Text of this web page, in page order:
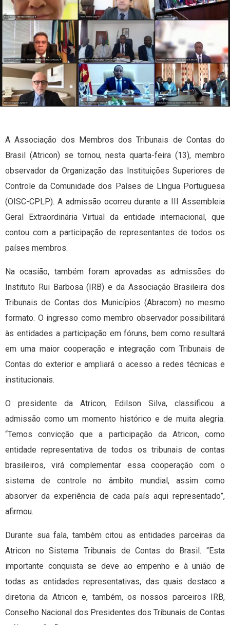
A Associação dos Membros dos Tribunais de Contas do
Brasil (Atricon) se tornou, nesta quarta-feira (13), membro
observador da Organização das Instituições Superiores de
Controle da Comunidade dos Países de Língua Portuguesa
(OISC-CPLP). A admissão ocorreu durante a III Assembleia
Geral Extraordinária Virtual da entidade internacional, que
contou com a participação de representantes de todos os
países membros.
Na ocasião, também foram aprovadas as admissões do
Instituto Rui Barbosa (IRB) e da Associação Brasileira dos
Tribunais de Contas dos Municípios (Abracom) no mesmo
formato. O ingresso como membro observador possibilitará
às entidades a participação em fóruns, bem como resultará
em uma maior cooperação e integração com Tribunais de
Contas do exterior e ampliará o acesso a redes técnicas e
institucionais.
O presidente da Atricon, Edilson Silva, classificou a
admissão como um momento histórico e de muita alegria.
“Temos convicção que a participação da Atricon, como
entidade representativa de todos os tribunais de contas
brasileiros, virá complementar essa cooperação com o
sistema de controle no âmbito mundial, assim como
absorver da experiência de cada país aqui representado”,
afirmou.
Durante sua fala, também citou as entidades parceiras da
Atricon no Sistema Tribunais de Contas do Brasil. “Esta
importante conquista se deve ao empenho e à união de
todas as entidades representativas, das quais destaco a
diretoria da Atricon e, também, os nossos parceiros IRB,
Conselho Nacional dos Presidentes dos Tribunais de Contas